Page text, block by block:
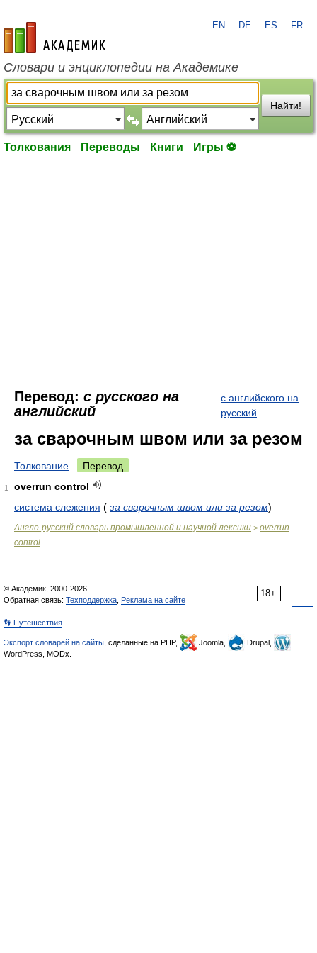
academic.ru
EN DE ES FR
Словари и энциклопедии на Академике
Найти!
Толкования Переводы Книги Игры ⚽
Перевод: с русского на
английский
с английского на
русский
за сварочным швом или за резом
Толкование Перевод
1
overrun control
система слежения ( за сварочным швом или за резом)
Англо-русский словарь промышленной и научной лексики > overrun
control
18+
© Академик, 2000-2026
Обратная связь: Техподдержка Реклама на сайте
👣 Путешествия
Экспорт словарей на сайты , сделанные на PHP, Joomla,
Drupal,
WordPress, MODx.